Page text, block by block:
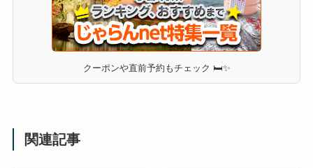
クーポンや直前予約もチェック 🛏✨
関連記事